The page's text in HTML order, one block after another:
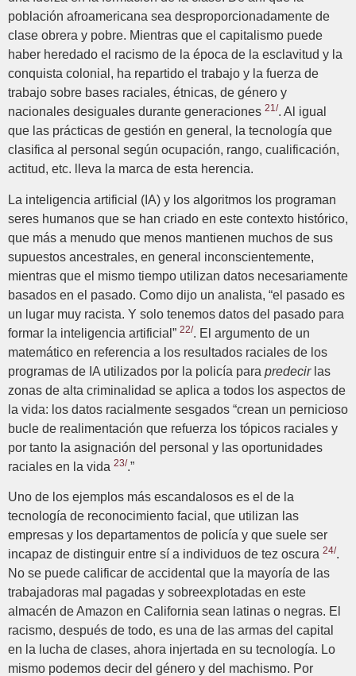
población afroamericana sea desproporcionadamente de
clase obrera y pobre. Mientras que el capitalismo puede
haber heredado el racismo de la época de la esclavitud y la
conquista colonial, ha repartido el trabajo y la fuerza de
trabajo sobre bases raciales, étnicas, de género y
nacionales desiguales durante generaciones 21/. Al igual
que las prácticas de gestión en general, la tecnología que
clasifica al personal según ocupación, rango, cualificación,
actitud, etc. lleva la marca de esta herencia.
La inteligencia artificial (IA) y los algoritmos los programan
seres humanos que se han criado en este contexto histórico,
que más a menudo que menos mantienen muchos de sus
supuestos ancestrales, en general inconscientemente,
mientras que el mismo tiempo utilizan datos necesariamente
basados en el pasado. Como dijo un analista, “el pasado es
un lugar muy racista. Y solo tenemos datos del pasado para
formar la inteligencia artificial” 22/. El argumento de un
matemático en referencia a los resultados raciales de los
programas de IA utilizados por la policía para predecirlas
zonas de alta criminalidad se aplica a todos los aspectos de
la vida: los datos racialmente sesgados “crean un pernicioso
bucle de realimentación que refuerza los tópicos raciales y
por tanto la asignación del personal y las oportunidades
raciales en la vida 23/.”
Uno de los ejemplos más escandalosos es el de la
tecnología de reconocimiento facial, que utilizan las
empresas y los departamentos de policía y que suele ser
incapaz de distinguir entre sí a individuos de tez oscura 24/.
No se puede calificar de accidental que la mayoría de las
trabajadoras mal pagadas y sobreexplotadas en este
almacén de Amazon en California sean latinas o negras. El
racismo, después de todo, es una de las armas del capital
en la lucha de clases, ahora injertada en su tecnología. Lo
mismo podemos decir del género y del machismo. Por